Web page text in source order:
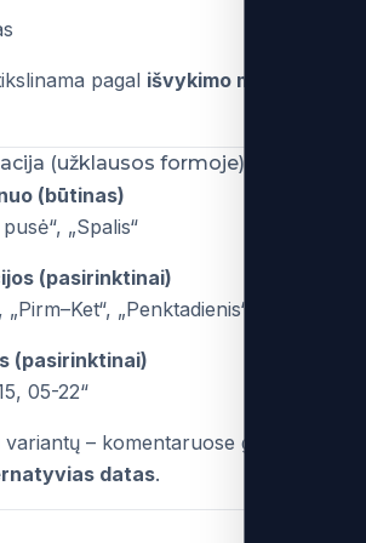
pagal išvykimo miestą ir
(užklausos formoje)
(būtinas)
„Spalis“
(pasirinktinai)
„Penktadienis“
(pasirinktinai)
05-22“
– komentaruose galite
datas.